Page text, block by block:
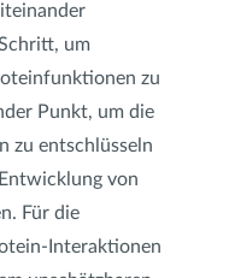
um
zu
Punkt, um die
zu entschlüsseln
von
Für die
Interaktionen